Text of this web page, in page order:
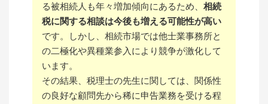
る被相続人も年々増加傾向にあるため、 相続
税に関する相談は今後も増える可能性が高い
です。しかし、相続市場では他士業事務所と
の二極化や異種業参入により競争が激化して
います。
その結果、税理士の先生に関しては、関係性
の良好な顧問先から稀に申告業務を受ける程